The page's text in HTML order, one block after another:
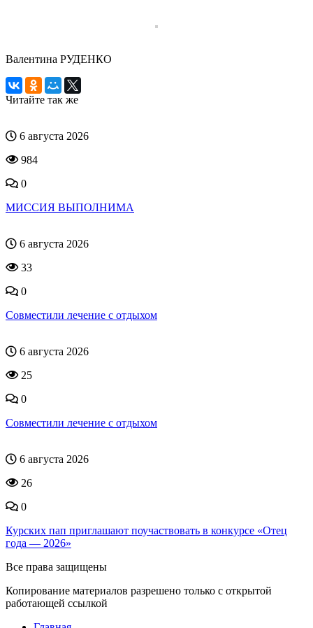
Валентина РУДЕНКО
Читайте так же
6 августа 2026
984
0
МИССИЯ ВЫПОЛНИМА
6 августа 2026
33
0
Совместили лечение с отдыхом
6 августа 2026
25
0
Совместили лечение с отдыхом
6 августа 2026
26
0
Курских пап приглашают поучаствовать в конкурсе «Отец
года — 2026»
Все права защищены
Копирование материалов разрешено только с открытой
работающей ссылкой